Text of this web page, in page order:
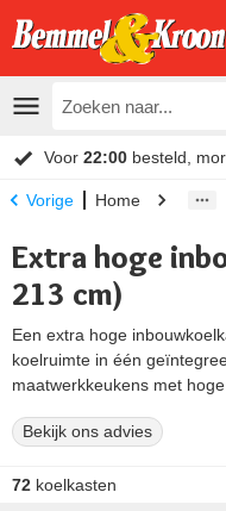
Voor 22:00 besteld,
Vorige Home
Extra hoge
213 cm)
Een extra hoge
koelruimte in één
maatwerkkeukens met
Bekijk ons advies
72 koelkasten